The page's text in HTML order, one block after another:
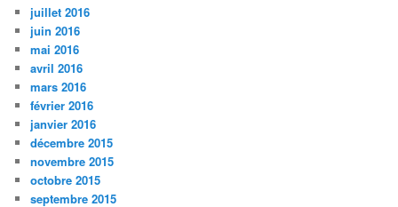
juillet 2016
juin 2016
mai 2016
avril 2016
mars 2016
février 2016
janvier 2016
décembre 2015
novembre 2015
octobre 2015
septembre 2015